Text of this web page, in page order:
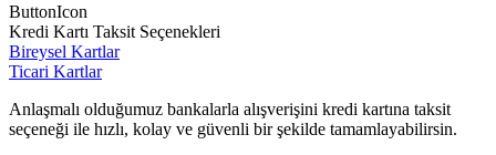
ButtonIcon
Kredi Kartı Taksit Seçenekleri
Bireysel Kartlar
Ticari Kartlar
Anlaşmalı olduğumuz bankalarla alışverişini kredi kartına taksit
seçeneği ile hızlı, kolay ve güvenli bir şekilde tamamlayabilirsin.